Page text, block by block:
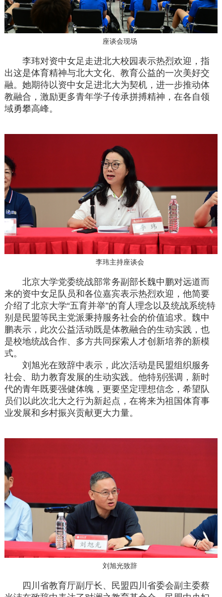
座谈会现场
李玮对资中女足走进北大校园表示热烈欢迎，指
出这是体育精神与北大文化、教育公益的一次美好交
融。她期待以资中女足进北大为契机，进一步推动体
教融合，激励更多青年学子传承拼搏精神，在各自领
域勇攀高峰。
李玮主持座谈会
北京大学党委统战部常务副部长魏中鹏对远道而
来的资中女足队员和各位嘉宾表示热烈欢迎，他简要
介绍了北京大学“五育并举”的育人理念以及统战系统特
别是民盟等民主党派秉持服务社会的价值追求。魏中
鹏表示，此次公益活动既是体教融合的生动实践，也
是校地统战合作、多方共同探索人才创新培养的新模
式。
刘旭光在致辞中表示，此次活动是民盟组织服务
社会、助力教育发展的生动实践。他特别强调，新时
代的青年既要强健体魄，更要坚定理想信念，希望队
员们以此次北大之行为新起点，在将来为祖国体育事
业发展和乡村振兴贡献更大力量。
刘旭光致辞
四川省教育厅副厅长、民盟四川省委会副主委蔡